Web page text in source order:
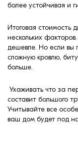
более устойчивая и
Итоговая стоимость
нескольких
дешевле. Но если вы
сложную кровлю,
больше.
Ухаживать что за
составит большого
Учитывайте все
ваш дом будет под